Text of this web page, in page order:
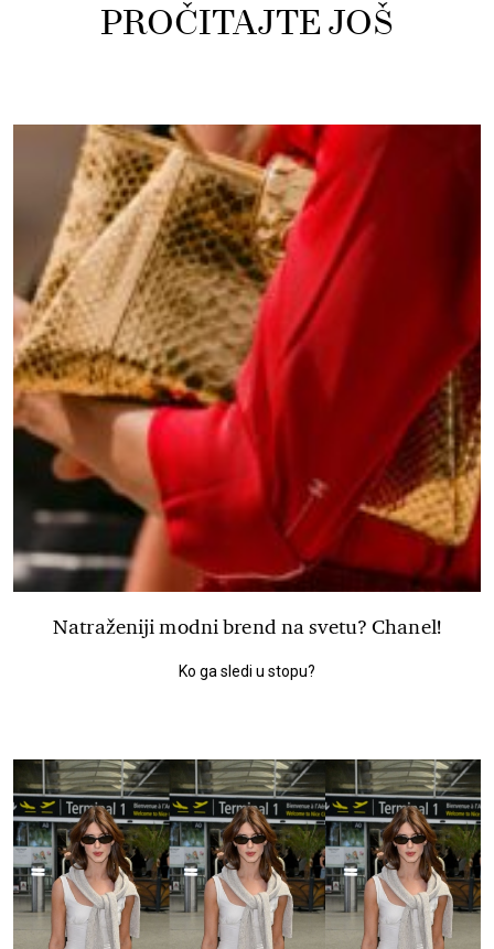
PROČITAJTE JOŠ
Natraženiji modni brend na svetu? Chanel!
Ko ga sledi u stopu?